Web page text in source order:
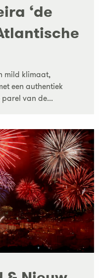
‘de
mild klimaat,
een authentiek
parel van de...